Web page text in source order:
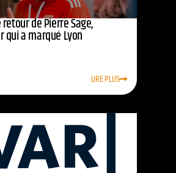
retour de Pierre Sage,
qui a marqué Lyon
LIRE PLUS